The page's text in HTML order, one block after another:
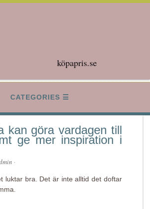
köpapris.se
CATEGORIES
kan göra vardagen till
ge mer inspiration i
·
luktar bra. Det är inte alltid det doftar